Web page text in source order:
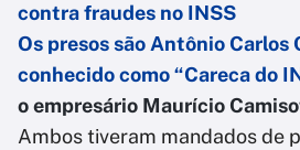
contra fraudes no INSS
Os presos são Antônio Carlos
conhecido como “Careca do
o empresário Maurício
Ambos tiveram mandados de